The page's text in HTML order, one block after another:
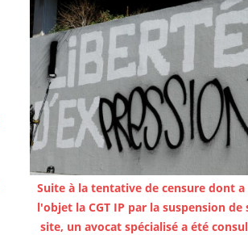
Suite à la tentative de censure dont a
l'objet la CGT IP par la suspension de
site, un avocat spécialisé a été